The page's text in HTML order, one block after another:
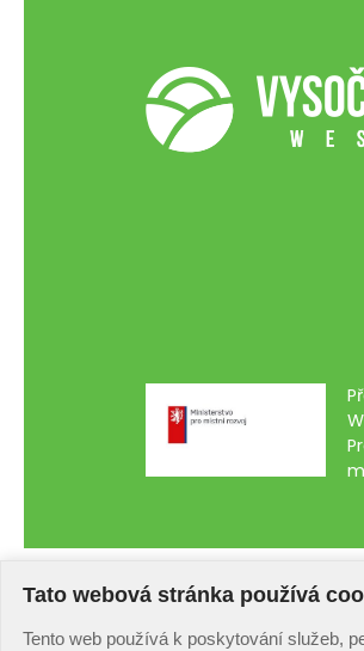
Tato webová stránka používá
Tento web používá k poskytování služeb,